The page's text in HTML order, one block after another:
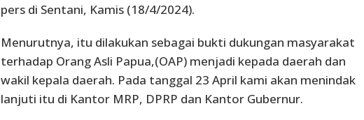
pers di Sentani, Kamis (18/4/2024).
Menurutnya, itu dilakukan sebagai bukti dukungan masyarakat
terhadap Orang Asli Papua,(OAP) menjadi kepada daerah dan
wakil kepala daerah. Pada tanggal 23 April kami akan menindak
lanjuti itu di Kantor MRP, DPRP dan Kantor Gubernur.